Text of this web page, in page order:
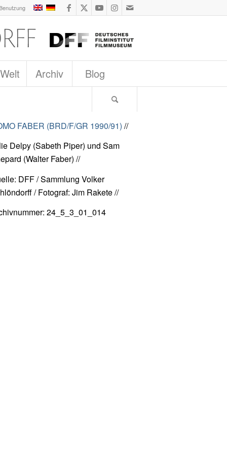
Archiv Blog
FABER (BRD/F/GR 1990/91) //
Delpy (Sabeth Piper) und Sam
(Walter Faber) //
DFF / Sammlung Volker
/ Fotograf: Jim Rakete //
24_5_3_01_014